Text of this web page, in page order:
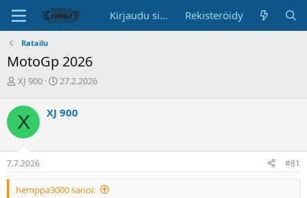
Kirjaudu sisään Rekisteröidy
Ratailu
MotoGp 2026
K
s
k
u
s
t
e
l
u
XJ 900
A
i
s
ä
i
27.2.2026
X XJ 900
7.7.2026 #81
hemppa3000 sanoi: